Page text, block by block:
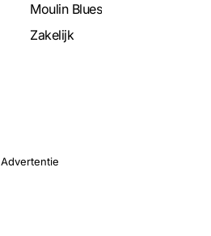
Moulin Blues
Zakelijk
Advertentie